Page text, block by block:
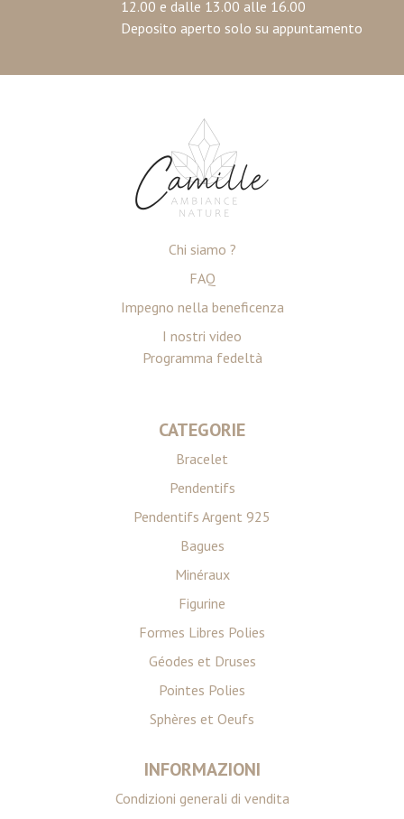
12.00 e dalle 13.00 alle 16.00
Deposito aperto solo su appuntamento
Chi siamo ?
FAQ
Impegno nella beneficenza
I nostri video
Programma fedeltà
CATEGORIE
Bracelet
Pendentifs
Pendentifs Argent 925
Bagues
Minéraux
Figurine
Formes Libres Polies
Géodes et Druses
Pointes Polies
Sphères et Oeufs
INFORMAZIONI
Condizioni generali di vendita